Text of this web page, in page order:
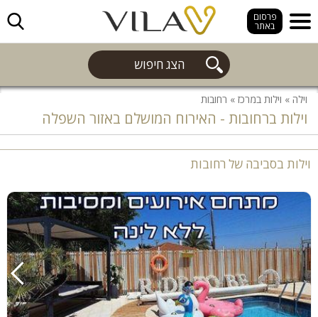
פרסום
באתר
הצג חיפוש
חפש
וילה » וילות במרכז » רחובות
וילות ברחובות - האירוח המושלם באזור השפלה
וילות בסביבה של רחובות